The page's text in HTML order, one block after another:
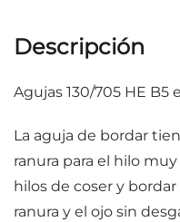
Descripción
Agujas 130/705 HE B5
La aguja de bordar
ranura para el hilo
hilos de coser y
ranura y el ojo sin